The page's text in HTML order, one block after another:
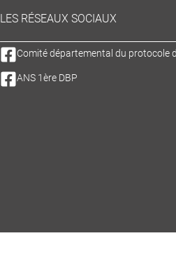
LES RÉSEAUX SOCIAUX
Comité départemental du protocole
ANS 1ère DBP